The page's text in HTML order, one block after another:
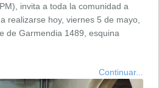
invita a toda la comunidad a
realizarse hoy, viernes 5 de mayo,
de Garmendia 1489, esquina
Continuar...